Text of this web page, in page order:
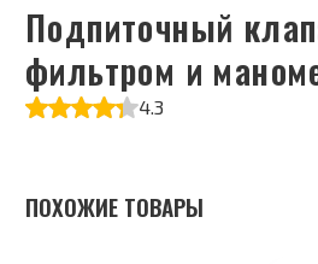
Подпиточный клапан 1/2″с
фильтром и
4.3
ПОХОЖИЕ ТОВАРЫ